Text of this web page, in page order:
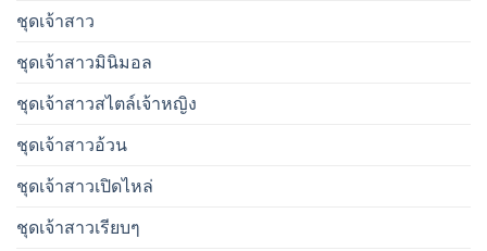
ชุดเจ้าสาว
ชุดเจ้าสาวมินิมอล
ชุดเจ้าสาวสไตล์เจ้าหญิง
ชุดเจ้าสาวอ้วน
ชุดเจ้าสาวเปิดไหล่
ชุดเจ้าสาวเรียบๆ